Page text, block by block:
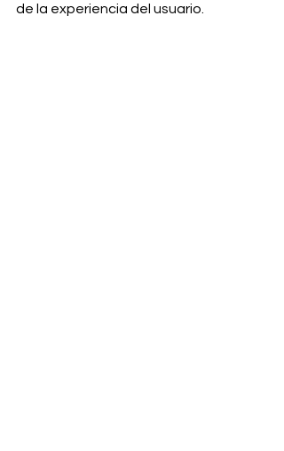
de la experiencia del usuario.